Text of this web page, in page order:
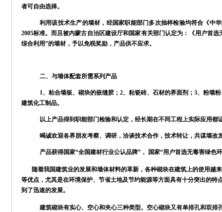
者可自由选择。
利用该技术生产的墙材，经国家职能部门多次抽样检验均符合《中
2005标准。而且被内蒙古自治区建设厅和国家有关部门认定为：《用户首
综合利用”的墙材，予以免税奖励，产品供不应求。
二、与墙体配套所需系列产品
1、粘合墙板、砌块的嵌缝胶；2、粘瓷砖、石材的界面剂；3、粉墙
建筑化工制品。
以上产品得到职能部门检验和认定，经长期在不同工程上实际应用都
竭诚欢迎各界朋友考察、调研，洽谈技术合作，技术转让，共谋墙改
产品获得国家“全国建材行业公认品牌”， 国家“用户首选无毒害绿色
随着我国建筑业的发展和墙体材料的革新，各种砌块在建筑上的使用越
等优点，尤其是在环境保护、节省土地及节约能源等方面具有十分突出的
到了迅速的发展。
建筑砌块有实心、空心和夹心三种类型。空心砌块又有单排孔和双